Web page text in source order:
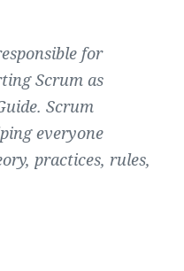
for
Scrum as
Scrum
everyone
practices, rules,